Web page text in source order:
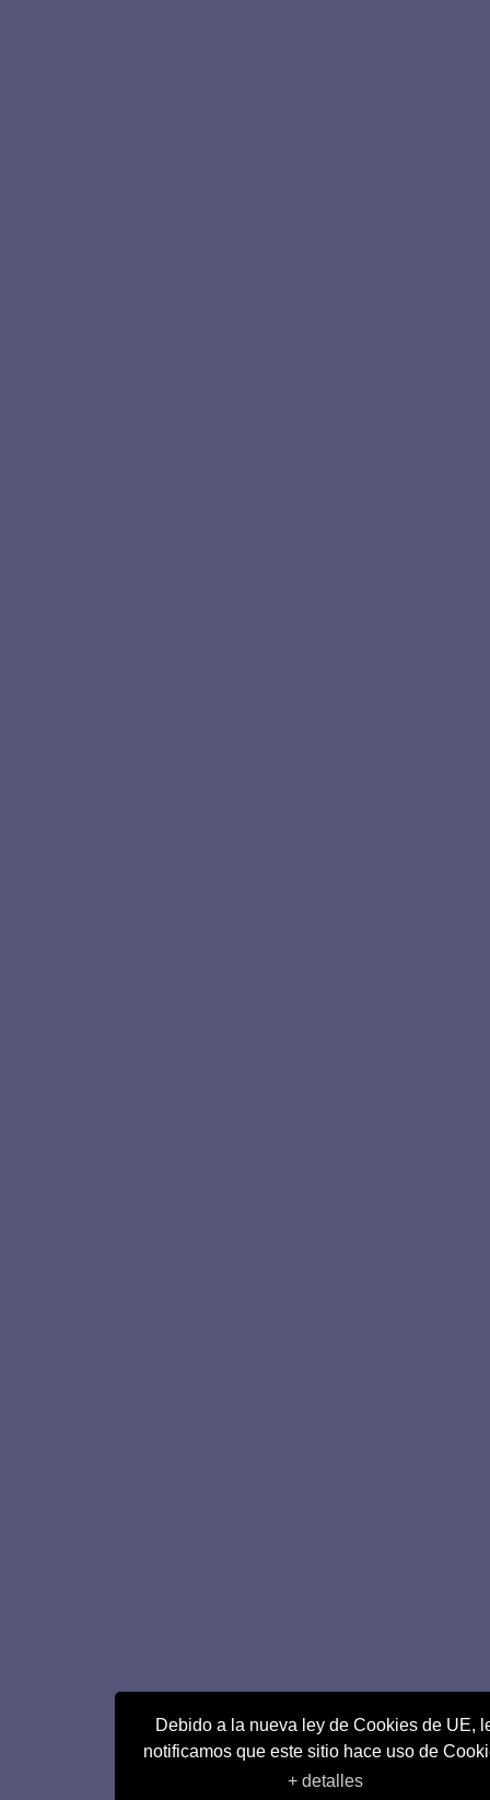
Debido a la nueva ley de Cookies de UE,
notificamos que este sitio hace uso de
+ detalles